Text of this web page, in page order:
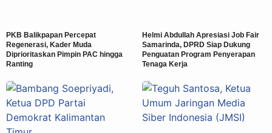
PKB Balikpapan Percepat
Regenerasi, Kader Muda
Diprioritaskan Pimpin PAC hingga
Ranting
Helmi Abdullah Apresiasi Job Fair
Samarinda, DPRD Siap Dukung
Penguatan Program Penyerapan
Tenaga Kerja